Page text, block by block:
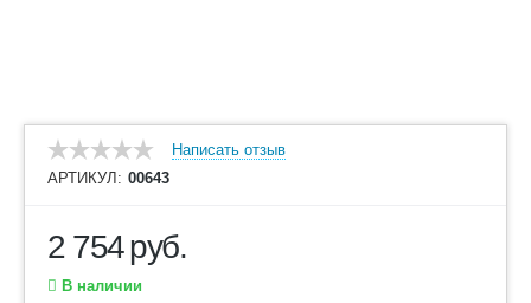
Написать отзыв
АРТИКУЛ: 00643
2 754руб.
В наличии